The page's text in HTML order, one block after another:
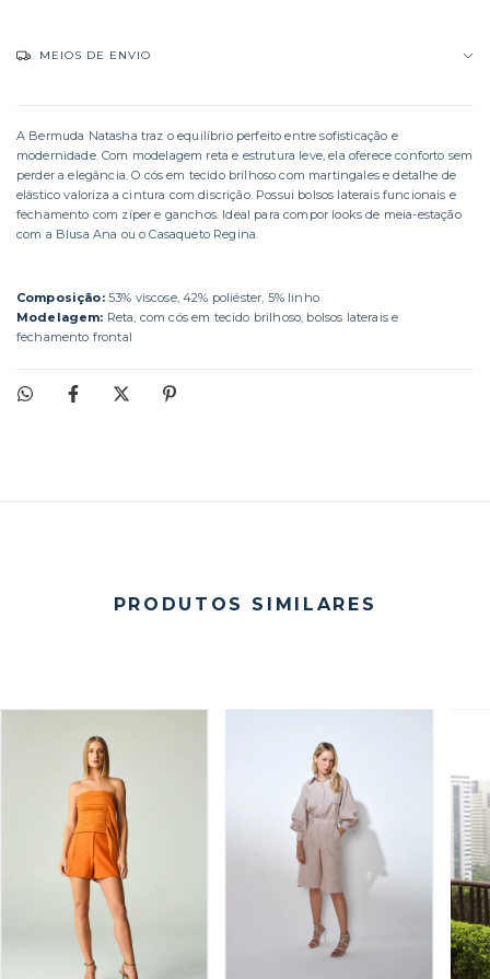
MEIOS DE ENVIO
A Bermuda Natasha traz o equilíbrio perfeito entre sofisticação e
modernidade. Com modelagem reta e estrutura leve, ela oferece conforto sem
perder a elegância. O cós em tecido brilhoso com martingales e detalhe de
elástico valoriza a cintura com discrição. Possui bolsos laterais funcionais e
fechamento com zíper e ganchos. Ideal para compor looks de meia-estação
com a Blusa Ana ou o Casaqueto Regina.
Composição:53% viscose, 42% poliéster, 5% linho
Modelagem: Reta, com cós em tecido brilhoso, bolsos laterais e
fechamento frontal
PRODUTOS SIMILARES